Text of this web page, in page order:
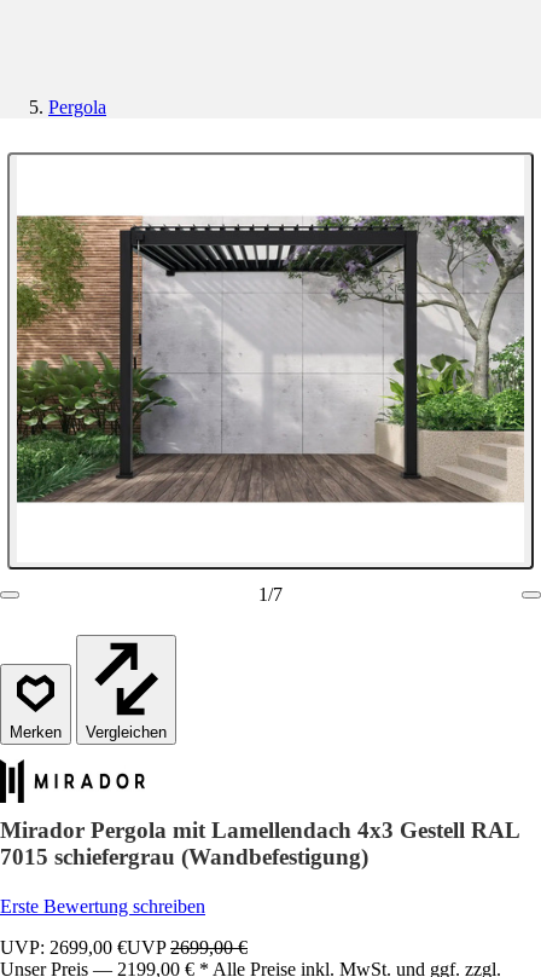
Pergola
1/7
Vergleichen
Mirador Pergola mit Lamellendach 4x3 Gestell RAL
7015 schiefergrau (Wandbefestigung)
Erste Bewertung schreiben
UVP: 2699,00 €UVP2699,00 €
Unser Preis — 2199,00 € * Alle Preise inkl. MwSt. und ggf. zzgl.